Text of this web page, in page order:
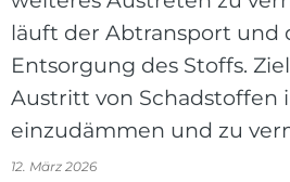
läuft der Abtransport und
Entsorgung des Stoffs.
Austritt von Schadstoffen
einzudämmen und zu
12. März 2026